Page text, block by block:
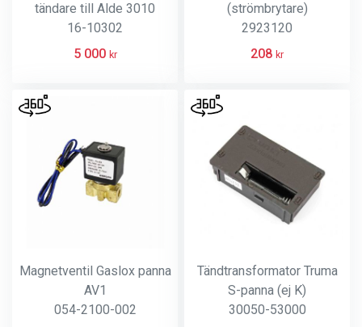
tändare till Alde 3010
16-10302
5 000 kr
(strömbrytare)
2923120
208 kr
Magnetventil Gaslox panna
AV1
054-2100-002
Tändtransformator Truma
S-panna (ej K)
30050-53000